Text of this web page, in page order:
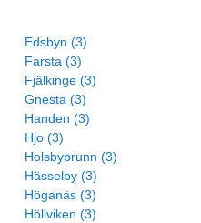
Edsbyn (3)
Farsta (3)
Fjälkinge (3)
Gnesta (3)
Handen (3)
Hjo (3)
Holsbybrunn (3)
Hässelby (3)
Höganäs (3)
Höllviken (3)